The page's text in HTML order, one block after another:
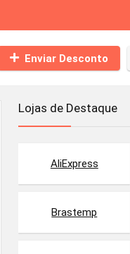
Enviar Desconto
Lojas de Destaque
AliExpress
Brastemp